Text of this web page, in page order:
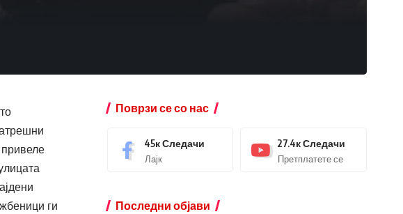
ги
Поврзи се со нас
45кСледачи
Лајк
27.4кСледачи
Претплатете се
Последни објави